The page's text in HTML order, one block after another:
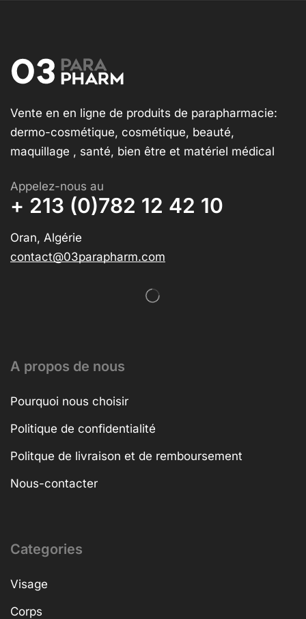
Vente en en ligne de produits de parapharmacie:
dermo-cosmétique, cosmétique, beauté,
maquillage , santé, bien être et matériel médical
Appelez-nous au
+ 213 (0)782 12 42 10
Oran, Algérie
contact@03parapharm.com
A propos de nous
Pourquoi nous choisir
Politique de confidentialité
Politque de livraison et de remboursement
Nous-contacter
Categories
Visage
Corps